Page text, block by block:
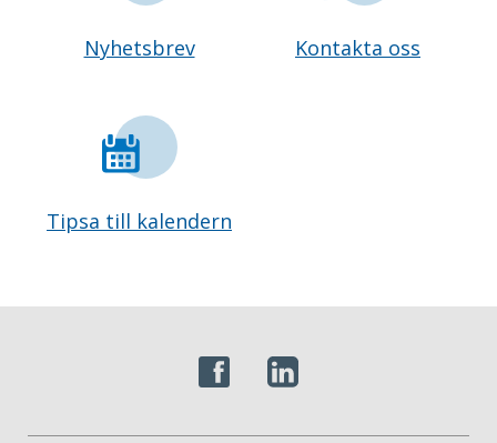
Nyhetsbrev Kontakta oss
Tipsa till kalendern